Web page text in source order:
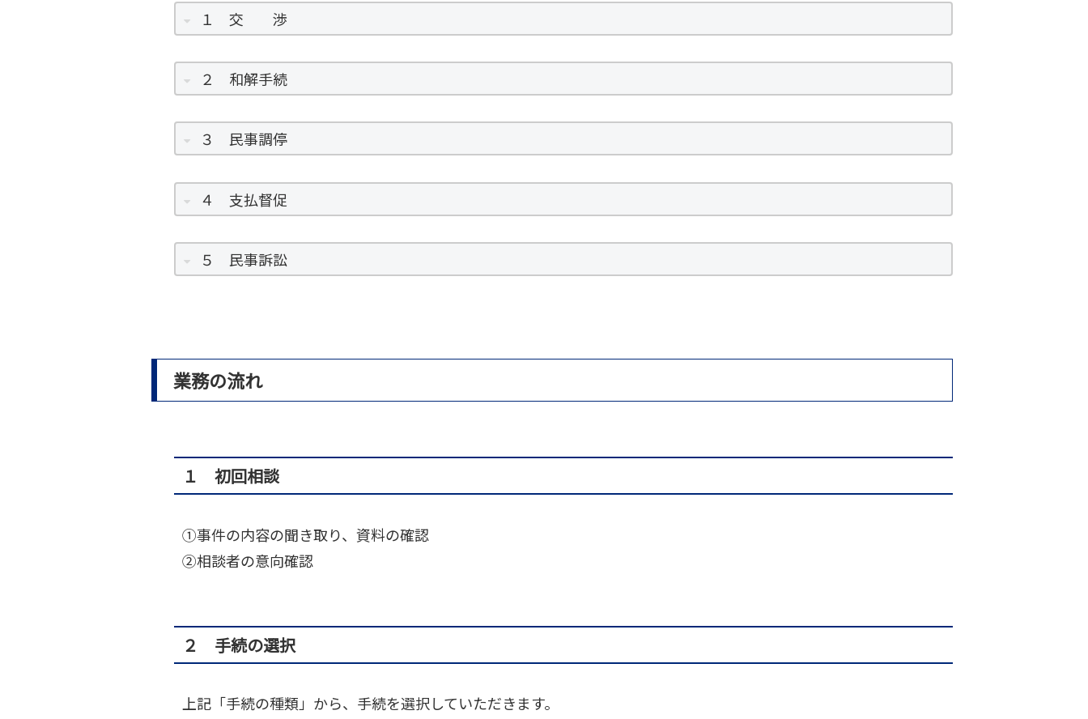
１ 交 渉
２ 和解手続
３ 民事調停
４ 支払督促
５ 民事訴訟
業務の流れ
１ 初回相談
①事件の内容の聞き取り、資料の確認
②相談者の意向確認
２ 手続の選択
上記「手続の種類」から、手続を選択していただきます。